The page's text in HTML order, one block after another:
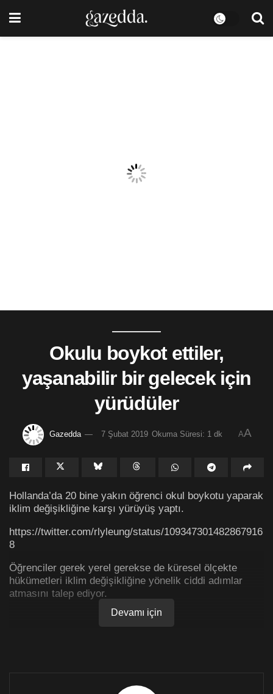
Okulu boykot ettiler,
yaşanabilir bir gelecek için
yürüdüler
Gazedda 7 Şubat 2019 Okuma Süresi: 1 dk AA
Hollanda’da 20 bine yakın öğrenci okul boykotu yaparak
iklim değişikliğine karşı yürüyüş yaptı.
https://twitter.com/rlyleung/status/109347301482867916
8
Öğrenciler gerek yerel gerekse de küresel ölçekte
hükümetleri iklim değişikliğine yönelik ciddi adımlar
atmasını talep ediyor.
pic.twitter.com/VoD2z18yUY
Devamı için